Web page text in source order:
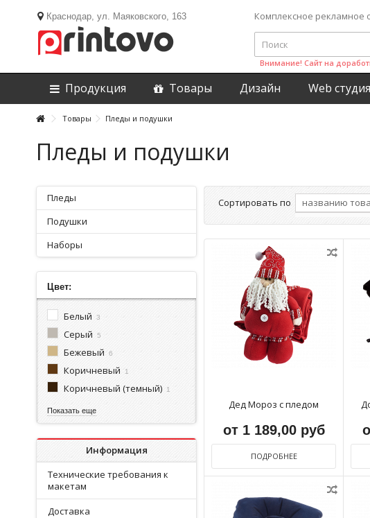
Краснодар, ул. Маяковского, 163 Комплексное рекламное
Внимание! Сайт на
Продукция Товары Дизайн Web студия
Товары Пледы и подушки
Пледы и подушки
Сортировать по
Дед Мороз с пледом
от 1 189,00 руб
ПОДРОБНЕЕ
Пледы
Подушки
Наборы
Цвет:
Белый 3
Серый 5
Бежевый 6
Коричневый 1
Коричневый (темный) 1
Показать еще
Информация
Технические требования к
макетам
Доставка